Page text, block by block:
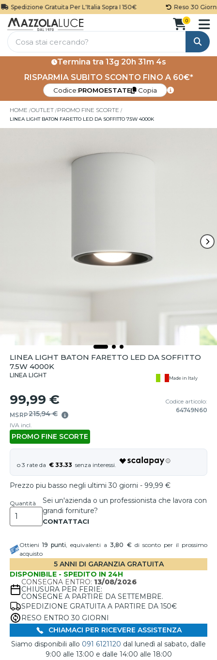
Spedizione Gratuita Per L'Italia Sopra I 150€ Reso 30 Giorni
Cerca
0
Termina tra 13g 20h 31m 4s
RISPARMIA SUBITO SCONTO FINO A 60€*
Codice:PROMOESTATE Copia
HOME OUTLET PROMO FINE SCORTE
LINEA LIGHT BATON FARETTO LED DA SOFFITTO 7.5W 4000K
LINEA LIGHT BATON FARETTO LED DA SOFFITTO
7.5W 4000K
LINEA LIGHT Made in Italy
99,99 €
MSRP215,94 €
IVA incl.
PROMO FINE SCORTE
Codice articolo:
64749N60
€ 33.33
Prezzo piu basso negli ultimi 30 giorni - 99,99 €
Quantità
Sei un'azienda o un professionista che lavora con
grandi forniture?
Ottieni19 punti, equivalenti a3,80 €di sconto per il prossimo
acquisto
5 ANNI DI GARANZIA GRATUITA
DISPONIBILE - SPEDITO IN 24H
CONSEGNA ENTRO: 13/08/2026
CHIUSURA PER FERIE:
CONSEGNE A PARTIRE DA SETTEMBRE.
SPEDIZIONE GRATUITA A PARTIRE DA 150€
RESO ENTRO 30 GIORNI
CHIAMACI PER RICEVERE ASSISTENZA
Siamo disponibili allo 091 6121120 dal lunedì al sabato, dalle
9:00 alle 13:00 e dalle 14:00 alle 18:00